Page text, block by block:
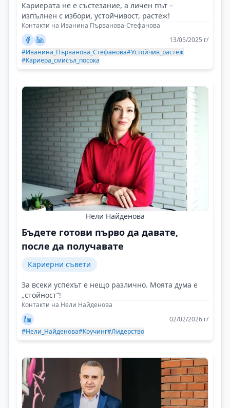
Кариерата не е състезание, а личен път –
изпълнен с избори, устойчивост, растеж!
Контакти на Иванина Първанова-Стефанова
13/05/2025 г/
#Иванина_Първанова_Стефанова#Устойчив_растеж
#Кариера_смисъл_посока
Нели Найденова
Бъдете готови първо да давате,
после да получавате
Кариерни съвети
За всеки успехът е нещо различно. Моята дума е
„стойност“!
Контакти на Нели Найденова
02/02/2026 г/
#Нели_Найденова#Коучинг#Лидерство